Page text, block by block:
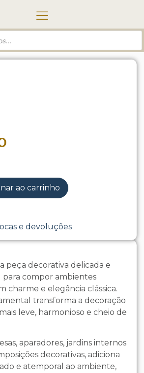
/ Anjinho
peça decorativa delicada e
para compor ambientes
charme e elegância clássica.
transforma a decoração
leve, harmonioso e cheio de
aparadores, jardins internos
decorativas, adiciona
e atemporal ao ambiente,
ao carrinho
e devoluções